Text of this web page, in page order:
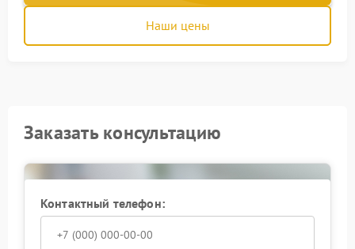
Наши цены
Заказать консультацию
Контактный телефон: